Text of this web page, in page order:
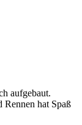
aufgebaut.
Rennen hat Spaß